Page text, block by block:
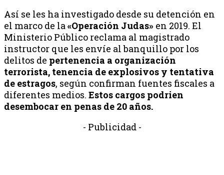
Así se les ha investigado desde su detención en
el marco de la«Operación Judas» en 2019. El
Ministerio Público reclama al magistrado
instructor que les envíe al banquillo por los
delitos de pertenencia a organización
terrorista, tenencia de explosivos y tentativa
de estragos, según confirman fuentes fiscales a
diferentes medios. Estos cargos podrien
desembocar en penas de 20 años.
- Publicidad -